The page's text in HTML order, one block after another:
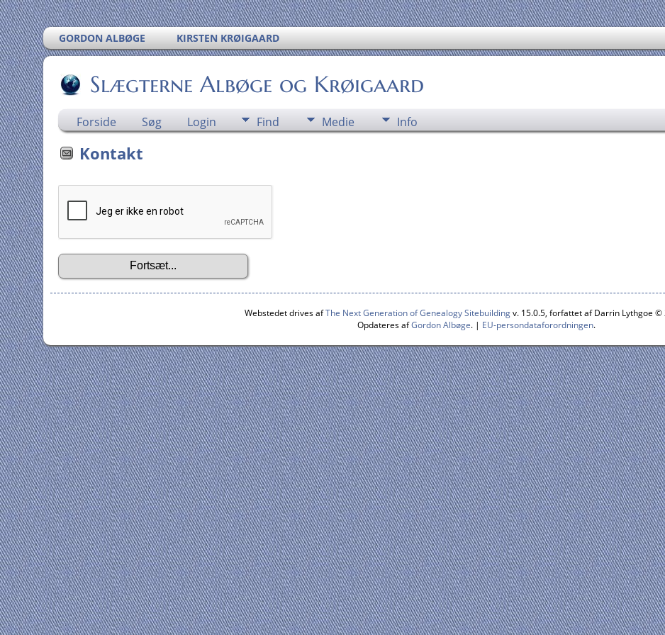
GORDON ALBØGE KIRSTEN KRØIGAARD
Slægterne Albøge og Krøigaard
Forside Søg Login Find Medie Info
Kontakt
Webstedet drives afThe Next Generation of Genealogy Sitebuildingv. 15.0.5, forfattet af Darrin Lythgoe ©
Opdateres afGordon Albøge. | EU-persondataforordningen.